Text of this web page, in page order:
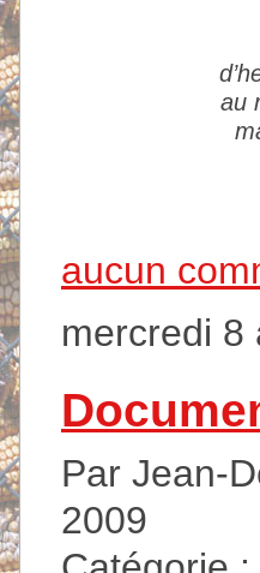
au
aucun
mercredi 8
Par Jean-
2009